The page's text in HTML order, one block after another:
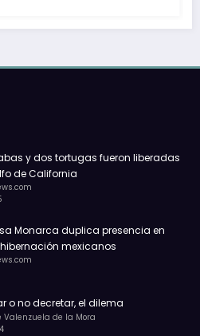
y dos tortugas fueron liberadas
de California
Monarca duplica presencia en
mexicanos
o no decretar, el dilema
Valenzuela de la Mora